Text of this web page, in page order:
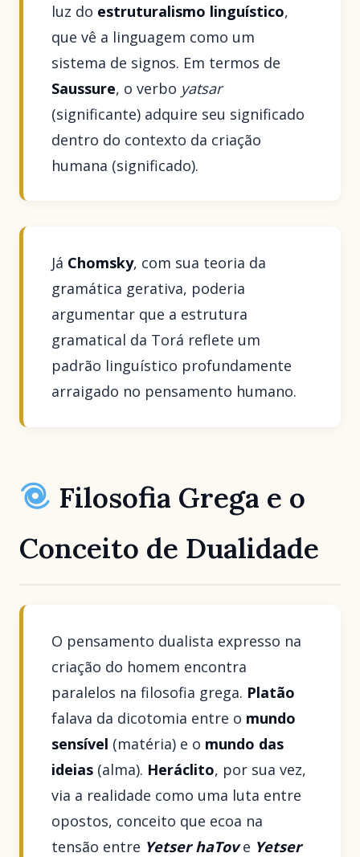
luz do estruturalismo linguístico,
que vê a linguagem como um
sistema de signos. Em termos de
Saussure, o verbo yatsar
(significante) adquire seu significado
dentro do contexto da criação
humana (significado).
Já Chomsky, com sua teoria da
gramática gerativa, poderia
argumentar que a estrutura
gramatical da Torá reflete um
padrão linguístico profundamente
arraigado no pensamento humano.
Filosofia Grega e o
Conceito de Dualidade
O pensamento dualista expresso na
criação do homem encontra
paralelos na filosofia grega. Platão
falava da dicotomia entre o mundo
sensível (matéria) e o mundo das
ideias (alma). Heráclito, por sua vez,
via a realidade como uma luta entre
opostos, conceito que ecoa na
tensão entre Yetser haTove Yetser